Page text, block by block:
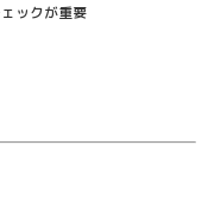
ックが重要